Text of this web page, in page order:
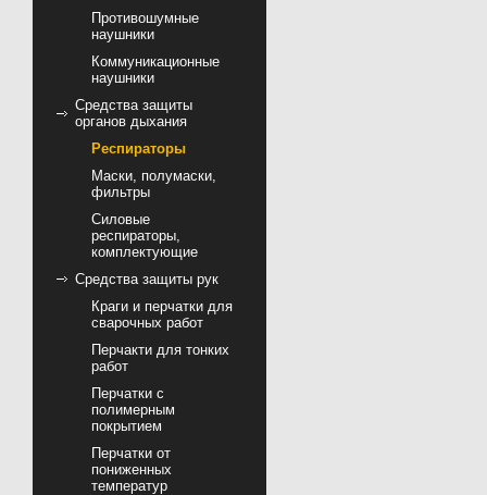
Противошумные
наушники
Коммуникационные
наушники
Средства защиты
органов дыхания
Респираторы
Маски, полумаски,
фильтры
Силовые
респираторы,
комплектующие
Средства защиты рук
Краги и перчатки для
сварочных работ
Перчакти для тонких
работ
Перчатки с
полимерным
покрытием
Перчатки от
пониженных
температур